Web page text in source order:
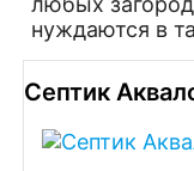
нуждаются в
Септик